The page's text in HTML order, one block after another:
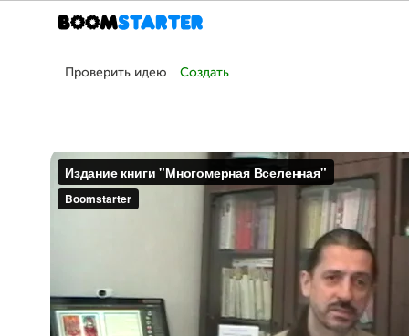
Проверить идею Создать